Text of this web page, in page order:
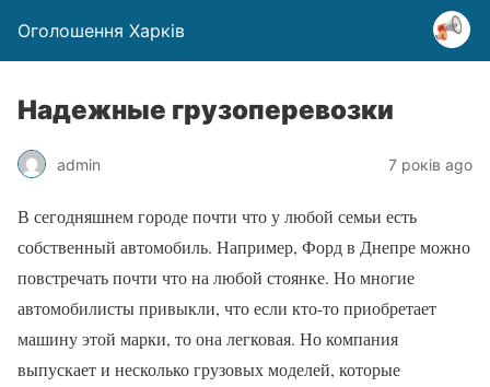
Оголошення Харків
Надежные грузоперевозки
admin 7 років ago
В сегодняшнем городе почти что у любой семьи есть
собственный автомобиль. Например, Форд в Днепре можно
повстречать почти что на любой стоянке. Но многие
автомобилисты привыкли, что если кто-то приобретает
машину этой марки, то она легковая. Но компания
выпускает и несколько грузовых моделей, которые